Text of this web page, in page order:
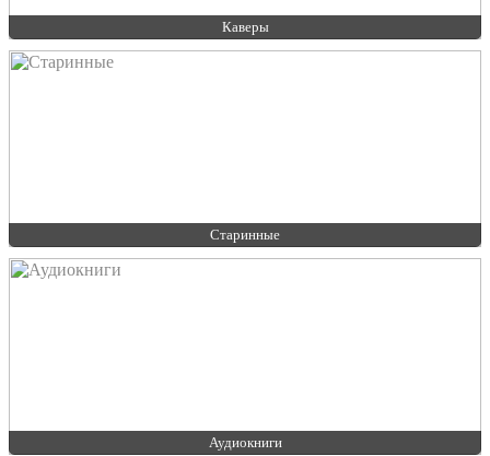
Каверы
Старинные
Аудиокниги